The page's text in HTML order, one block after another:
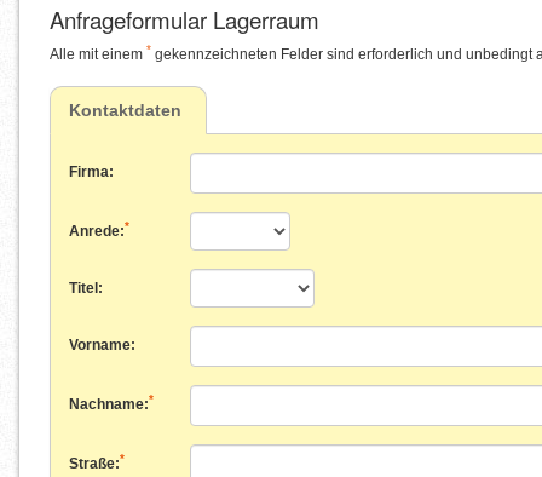
Anfrageformular Lagerraum
Alle mit einem * gekennzeichneten Felder sind erforderlich und unbedingt
Kontaktdaten
Firma:
Anrede:*
Titel:
Vorname:
Nachname:*
Straße:*